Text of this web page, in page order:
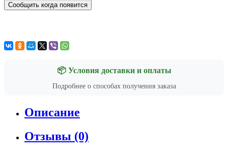
Сообщить когда появится
📦 Условия доставки и оплаты
Подробнее о способах получения заказа
Описание
Отзывы (0)